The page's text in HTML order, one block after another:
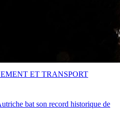
bat son record historique de
ET TRANSPORT